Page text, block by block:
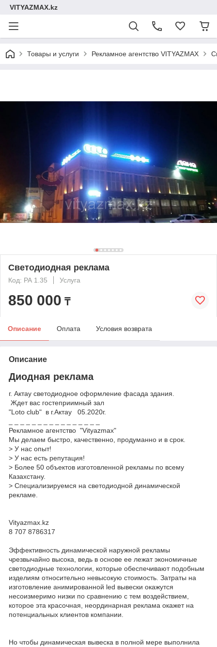
VITYAZMAX.kz
Товары и услуги Рекламное агентство VITYAZMAX
Светодиодная реклама
Код: РА 1.35 Услуга
850 000 ₸
Описание Оплата Условия возврата
Описание
Диодная реклама
г. Актау светодиодное оформление фасада здания.
Ждет вас гостеприимный зал
"Loto club" в г.Актау 05.2020г.
Рекламное агентство "Vityazmax"
Мы делаем быстро, качественно, продуманно и в срок.
> У нас опыт!
> У нас есть репутация!
> Более 50 объектов изготовленной рекламы по всему
Казахстану.
> Специализируемся на светодиодной динамической
рекламе.
Vityazmax.kz
8 707 8786317
Эффективность динамической наружной рекламы
чрезвычайно высока, ведь в основе ее лежат экономичные
светодиодные технологии, которые обеспечивают подобным
изделиям относительно невысокую стоимость. Затраты на
изготовление анимированной led вывески окажутся
несоизмеримо низки по сравнению с тем воздействием,
которое эта красочная, неординарная реклама окажет на
потенциальных клиентов компании.
Но чтобы динамическая вывеска в полной мере выполнила